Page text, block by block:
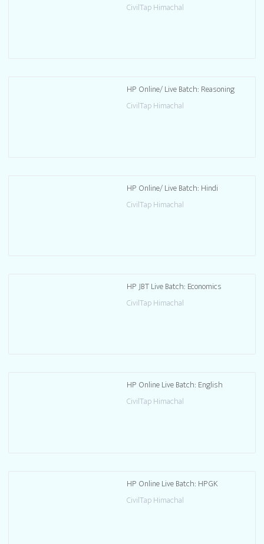
CivilTap Himachal
HP Online/ Live Batch: Reasoning
CivilTap Himachal
HP Online/ Live Batch: Hindi
CivilTap Himachal
HP JBT Live Batch: Economics
CivilTap Himachal
HP Online Live Batch: English
CivilTap Himachal
HP Online Live Batch: HPGK
CivilTap Himachal